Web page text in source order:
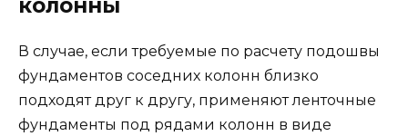
колонны
В случае, если требуемые по расчету подошвы
фундаментов соседних колонн близко
подходят друг к другу, применяют ленточные
фундаменты под рядами колонн в виде